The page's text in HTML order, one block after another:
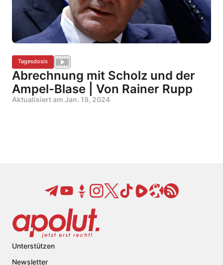
Tagesdosis
Abrechnung mit Scholz und der
Ampel-Blase | Von Rainer Rupp
Aktualisiert am Jan. 19, 2024
Unterstützen
Newsletter